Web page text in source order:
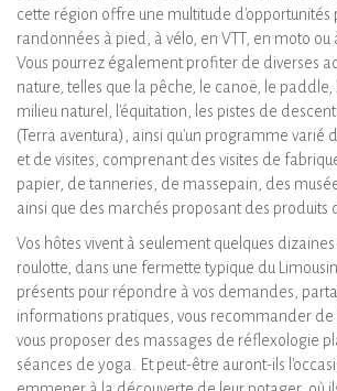
cette région offre une multitude d'opportunités
randonnées à pied, à vélo, en VTT, en moto ou
Vous pourrez également profiter de diverses
nature, telles que la pêche, le canoë, le
milieu naturel, l'équitation, les pistes de
(Terra aventura), ainsi qu'un programme varié
et de visites, comprenant des visites de
papier, de tanneries, de massepain, des
ainsi que des marchés proposant des produits
Vos hôtes vivent à seulement quelques
roulotte, dans une fermette typique du
présents pour répondre à vos demandes,
informations pratiques, vous recommander de
vous proposer des massages de réflexologie
séances de yoga. Et peut-être auront-ils